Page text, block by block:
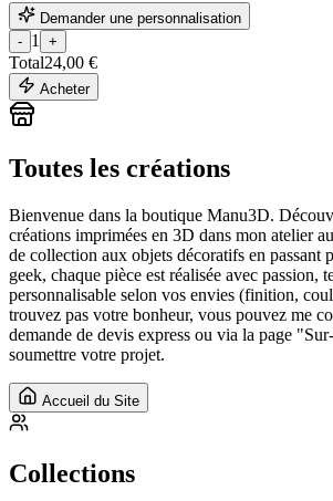
Demander une personnalisation
- 1 +
Total24,00 €
Acheter
Toutes les créations
Bienvenue dans la boutique Manu3D.
créations imprimées en 3D dans mon atelier
de collection aux objets décoratifs en passant
geek, chaque pièce est réalisée avec passion,
personnalisable selon vos envies (finition,
trouvez pas votre bonheur, vous pouvez me
demande de devis express ou via la page
soumettre votre projet.
Accueil du Site
Collections